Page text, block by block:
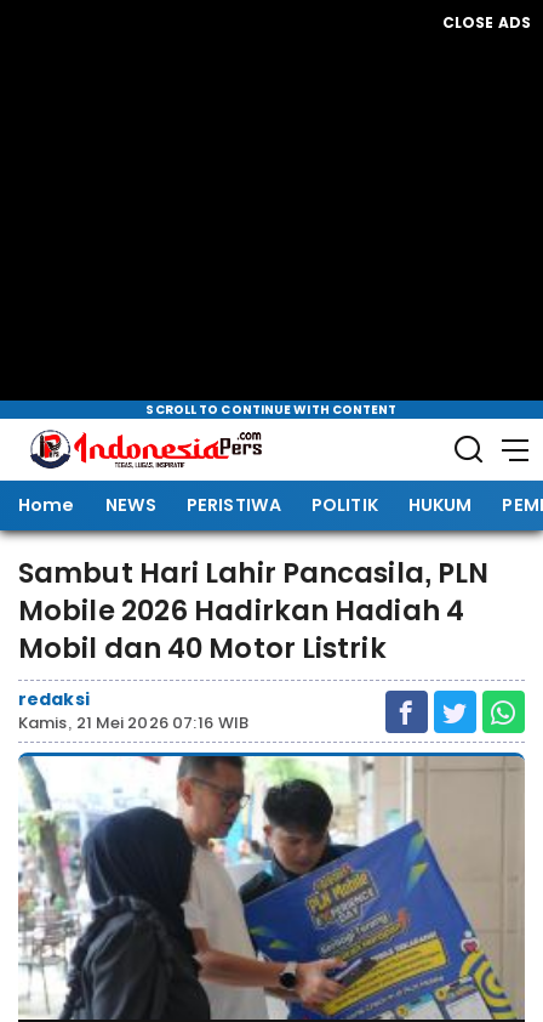
CLOSE ADS
SCROLL TO CONTINUE WITH CONTENT
Home NEWS PERISTIWA POLITIK HUKUM
Sambut Hari Lahir Pancasila, PLN
Mobile 2026 Hadirkan Hadiah 4
Mobil dan 40 Motor Listrik
redaksi
Kamis, 21 Mei 2026 07:16 WIB